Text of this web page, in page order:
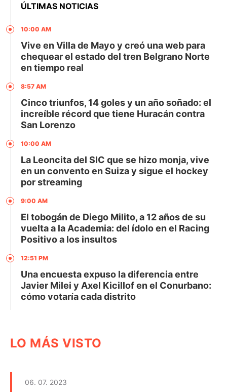
ÚLTIMAS NOTICIAS
10:00 AM
Vive en Villa de Mayo y creó una web para
chequear el estado del tren Belgrano Norte
en tiempo real
8:57 AM
Cinco triunfos, 14 goles y un año soñado: el
increíble récord que tiene Huracán contra
San Lorenzo
10:00 AM
La Leoncita del SIC que se hizo monja, vive
en un convento en Suiza y sigue el hockey
por streaming
9:00 AM
El tobogán de Diego Milito, a 12 años de su
vuelta a la Academia: del ídolo en el Racing
Positivo a los insultos
12:51 PM
Una encuesta expuso la diferencia entre
Javier Milei y Axel Kicillof en el Conurbano:
cómo votaría cada distrito
LO MÁS VISTO
06. 07. 2023